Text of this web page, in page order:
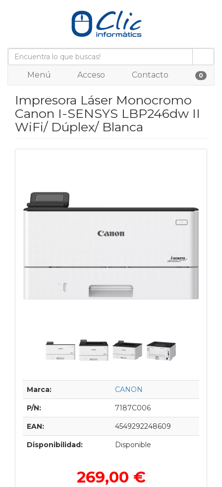
Menú Acceso Contacto 0
Impresora Láser Monocromo
Canon I-SENSYS LBP246dw II
WiFi/ Dúplex/ Blanca
Marca: CANON
P/N: 7187C006
EAN: 4549292248609
Disponibilidad: Disponible
269,00 €